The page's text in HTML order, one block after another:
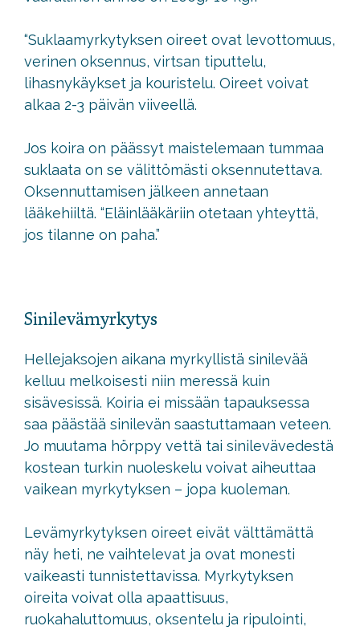
“Suklaamyrkytyksen oireet ovat levottomuus,
verinen oksennus, virtsan tiputtelu,
lihasnykäykset ja kouristelu. Oireet voivat
alkaa 2-3 päivän viiveellä.
Jos koira on päässyt maistelemaan tummaa
suklaata on se välittömästi oksennutettava.
Oksennuttamisen jälkeen annetaan
lääkehiiltä. “Eläinlääkäriin otetaan yhteyttä,
jos tilanne on paha.”
Sinilevämyrkytys
Hellejaksojen aikana myrkyllistä sinilevää
kelluu melkoisesti niin meressä kuin
sisävesissä. Koiria ei missään tapauksessa
saa päästää sinilevän saastuttamaan veteen.
Jo muutama hörppy vettä tai sinilevävedestä
kostean turkin nuoleskelu voivat aiheuttaa
vaikean myrkytyksen – jopa kuoleman.
Levämyrkytyksen oireet eivät välttämättä
näy heti, ne vaihtelevat ja ovat monesti
vaikeasti tunnistettavissa. Myrkytyksen
oireita voivat olla apaattisuus,
ruokahaluttomuus, oksentelu ja ripulointi,